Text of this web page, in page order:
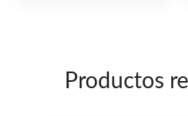
Productos